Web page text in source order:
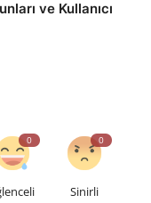
ve Kullanıcı
0 0
Sinirli